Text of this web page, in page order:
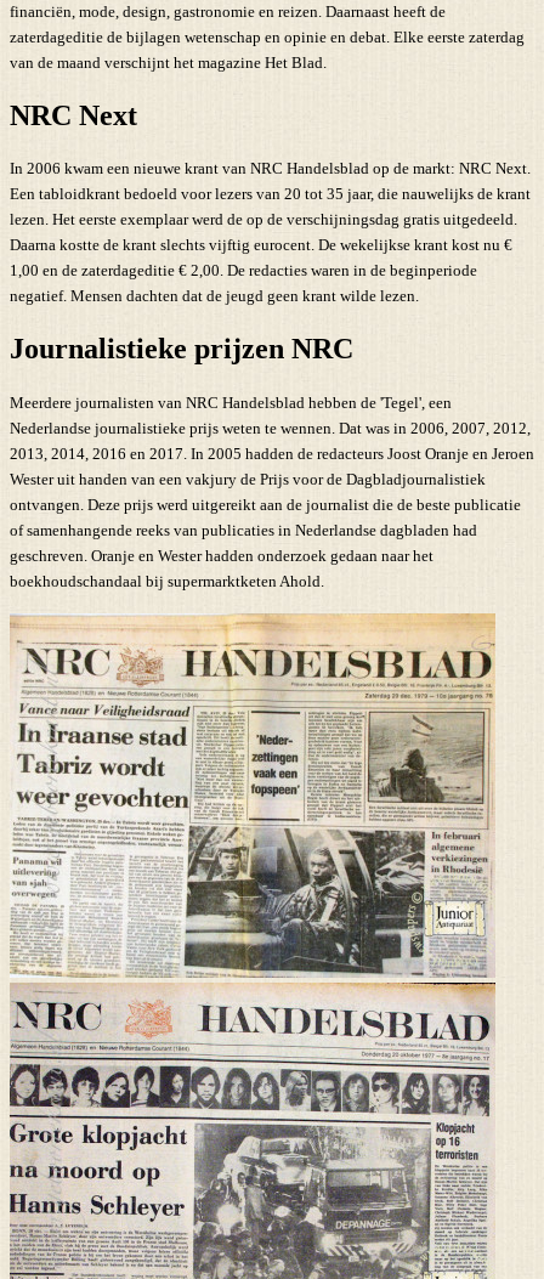
financiën, mode, design, gastronomie en reizen. Daarnaast heeft de
zaterdageditie de bijlagen wetenschap en opinie en debat. Elke eerste zaterdag
van de maand verschijnt het magazine Het Blad.
NRC Next
In 2006 kwam een nieuwe krant van NRC Handelsblad op de markt: NRC Next.
Een tabloidkrant bedoeld voor lezers van 20 tot 35 jaar, die nauwelijks de krant
lezen. Het eerste exemplaar werd de op de verschijningsdag gratis uitgedeeld.
Daarna kostte de krant slechts vijftig eurocent. De wekelijkse krant kost nu €
1,00 en de zaterdageditie € 2,00. De redacties waren in de beginperiode
negatief. Mensen dachten dat de jeugd geen krant wilde lezen.
Journalistieke prijzen NRC
Meerdere journalisten van NRC Handelsblad hebben de 'Tegel', een
Nederlandse journalistieke prijs weten te wennen. Dat was in 2006, 2007, 2012,
2013, 2014, 2016 en 2017. In 2005 hadden de redacteurs Joost Oranje en Jeroen
Wester uit handen van een vakjury de Prijs voor de Dagbladjournalistiek
ontvangen. Deze prijs werd uitgereikt aan de journalist die de beste publicatie
of samenhangende reeks van publicaties in Nederlandse dagbladen had
geschreven. Oranje en Wester hadden onderzoek gedaan naar het
boekhoudschandaal bij supermarktketen Ahold.